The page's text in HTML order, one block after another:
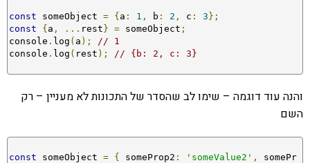
const someObject = {a : 1 , b : 2 , c : 3};
const
{a , ... rest} = someObject ;
console . log ( a );
// 1
console . log ( rest ); // {b: 2, c: 3}
והנה עוד דוגמה – שימו לב שהסדר של התכונות לא מעניין – רק
השם
const someObject = { someProp2 : 'someValue2' ,
somePr